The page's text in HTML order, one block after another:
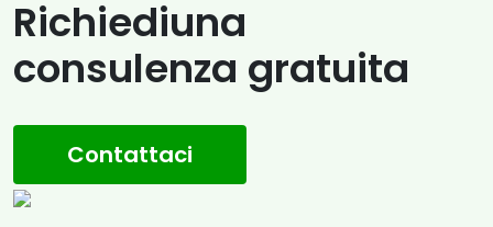
Richiediuna
consulenza gratuita
Contattaci